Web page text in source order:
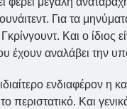
Για τα
Και ο ίδιος
έχουν αναλάβει την
ενδιαφέρον η
περιστατικό. Και